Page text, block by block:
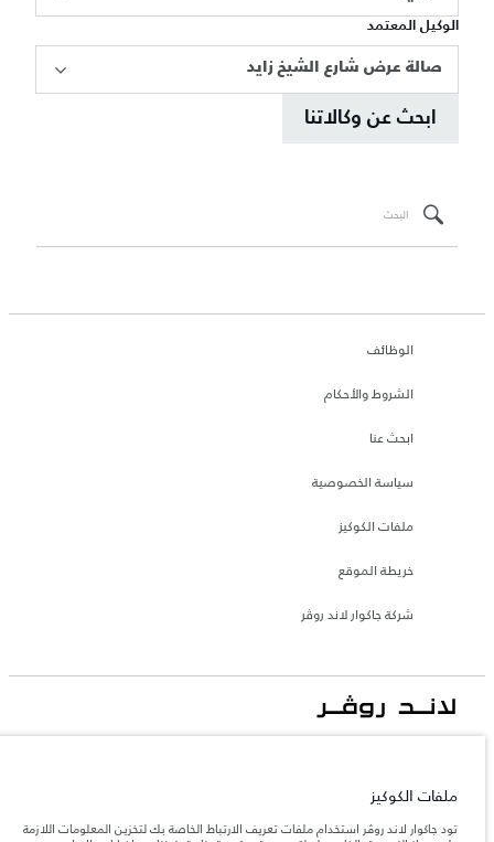
الوكيل المعتمد
صالة عرض شارع الشيخ زايد
ابحث عن وكالاتنا
الوظائف
الشروط والأحكام
ابحث عنا
سياسة الخصوصية
ملفات الكوكيز
خريطة الموقع
شركة جاكوار لاند روڤر
تعكس الأوزان المذكورة مواصفات السيارة القياسية. سوف تؤثر الإكسسوارات وغيرها من
والحد الأقصى لأحمال المحور عند تحميل السيارة بالإكسسوارات والركاب والسوائل والوقود
ملفات الكوكيز
تود جاكوار لاند روڤر استخدام ملفات تعريف الارتباط الخاصة بك لتخزين المعلومات اللازمة